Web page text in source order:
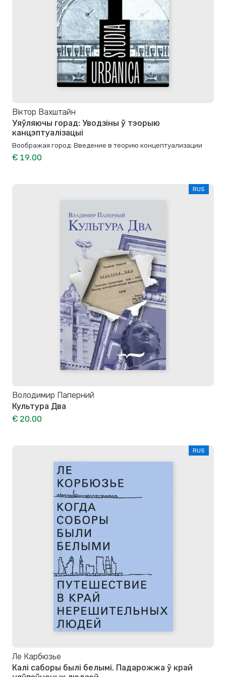
Віктор Вахштайн
Уяўляючы горад: Уводзіны ў тэорыю
канцэптуалізацыі
Воображая город: Введение в теорию концептуализации
€ 19.00
RUS
Володимир Паперний
Культура Два
€ 20.00
RUS
Ле Карбюзье
Калі саборы былі белымі. Падарожжа ў край